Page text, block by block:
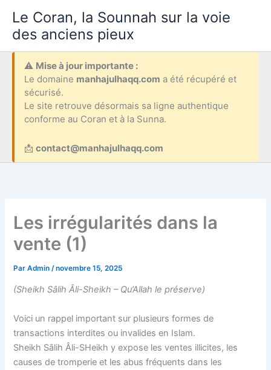
contenu
Le Coran, la Sounnah sur la voie
des anciens pieux
⚠️ Mise à jour importante :
Le domaine manhajulhaqq.com a été récupéré et
sécurisé.
Le site retrouve désormais sa ligne authentique
conforme au Coran et à la Sunna.
📩 contact@manhajulhaqq.com
Les irrégularités dans la
vente (1)
ParAdmin /novembre 15, 2025
(Sheikh Sâlih Âli-Sheikh – Qu’Allah le préserve)
Voici un rappel important sur plusieurs formes de
transactions interdites ou invalides en Islam.
Sheikh Sâlih Âli-SHeikh y expose les ventes illicites, les
causes de tromperie et les abus fréquents dans les